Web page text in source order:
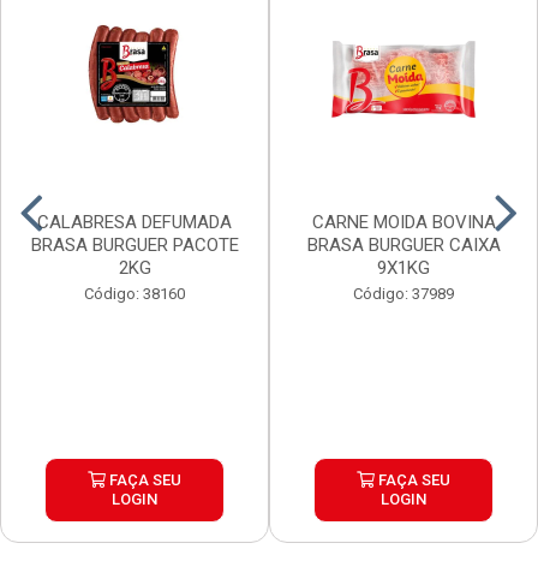
CALABRESA DEFUMADA
BRASA BURGUER PACOTE
2KG
Código: 38160
FAÇA SEU
LOGIN
CARNE MOIDA BOVINA
BRASA BURGUER CAIXA
9X1KG
Código: 37989
FAÇA SEU
LOGIN